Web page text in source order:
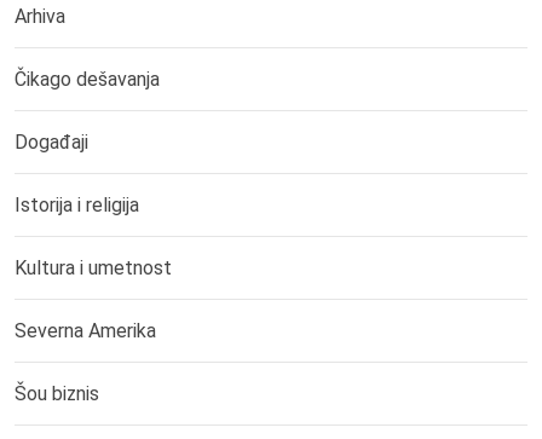
Arhiva
Čikago dešavanja
Događaji
Istorija i religija
Kultura i umetnost
Severna Amerika
Šou biznis